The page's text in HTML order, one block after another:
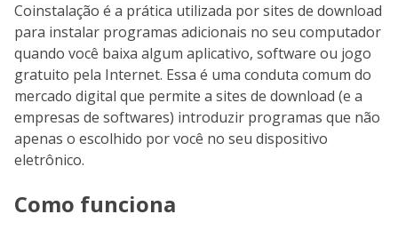
Coinstalação é a prática utilizada por sites de download
para instalar programas adicionais no seu computador
quando você baixa algum aplicativo, software ou jogo
gratuito pela Internet. Essa é uma conduta comum do
mercado digital que permite a sites de download (e a
empresas de softwares) introduzir programas que não
apenas o escolhido por você no seu dispositivo
eletrônico.
Como funciona